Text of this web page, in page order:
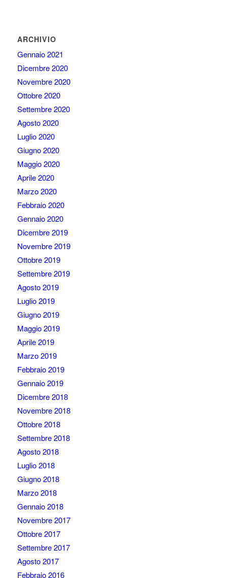
ARCHIVIO
Gennaio 2021
Dicembre 2020
Novembre 2020
Ottobre 2020
Settembre 2020
Agosto 2020
Luglio 2020
Giugno 2020
Maggio 2020
Aprile 2020
Marzo 2020
Febbraio 2020
Gennaio 2020
Dicembre 2019
Novembre 2019
Ottobre 2019
Settembre 2019
Agosto 2019
Luglio 2019
Giugno 2019
Maggio 2019
Aprile 2019
Marzo 2019
Febbraio 2019
Gennaio 2019
Dicembre 2018
Novembre 2018
Ottobre 2018
Settembre 2018
Agosto 2018
Luglio 2018
Giugno 2018
Marzo 2018
Gennaio 2018
Novembre 2017
Ottobre 2017
Settembre 2017
Agosto 2017
Febbraio 2016